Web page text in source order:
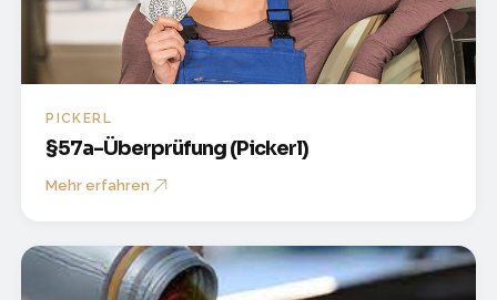
PICKERL
§57a-Überprüfung (Pickerl)
Mehr erfahren